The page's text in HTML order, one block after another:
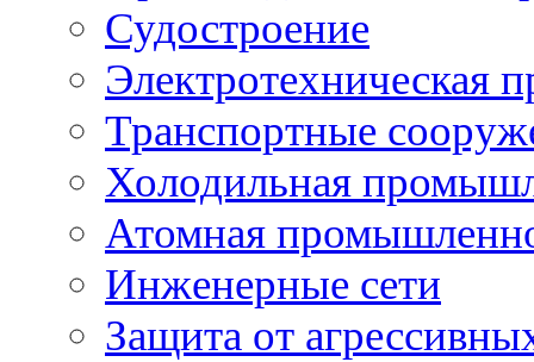
Судостроение
Электротехническая
Транспортные
Холодильная
Атомная
Инженерные сети
Защита от